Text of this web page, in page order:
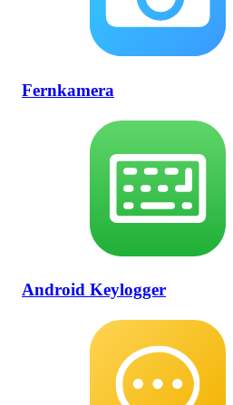
Fernkamera
Android Keylogger